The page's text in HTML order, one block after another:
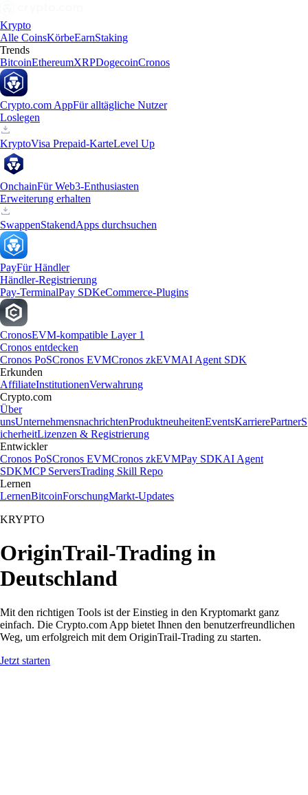
Krypto
Alle CoinsKörbeEarnStaking
Trends
BitcoinEthereumXRPDogecoinCronos
Crypto.com AppFür alltägliche Nutzer
Loslegen
KryptoVisa Prepaid-KarteLevel Up
OnchainFür Web3-Enthusiasten
Erweiterung erhalten
SwappenStakendApps durchsuchen
PayFür Händler
Händler-Registrierung
Pay-TerminalPay SDKeCommerce-Plugins
CronosEVM-kompatible Layer 1
Cronos entdecken
Cronos PoSCronos EVMCronos zkEVMAI Agent SDK
Erkunden
AffiliateInstitutionenVerwahrung
Crypto.com
Über
unsUnternehmensnachrichtenProduktneuheitenEventsKarrierePartnerS
icherheitLizenzen & Registrierung
Entwickler
Cronos PoSCronos EVMCronos zkEVMPay SDKAI Agent
SDKMCP ServersTrading Skill Repo
Lernen
LernenBitcoinForschungMarkt-Updates
KRYPTO
OriginTrail-Trading in
Deutschland
Mit den richtigen Tools ist der Einstieg in den Kryptomarkt ganz
einfach. Die Crypto.com App bietet Ihnen den benutzerfreundlichen
Weg, um erfolgreich mit dem OriginTrail-Trading zu starten.
Jetzt starten